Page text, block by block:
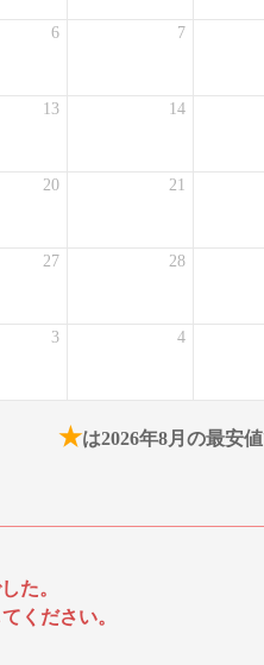
6 7
13 14
20 21
27 28
3 4
★は2026年8月の最安値
た。
ください。